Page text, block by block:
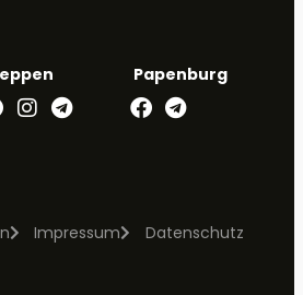
Papenburg
Impressum
Datenschutz